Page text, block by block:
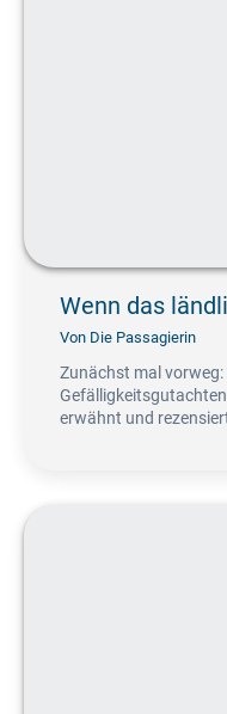
Wenn das
Von Die Passagierin
Zunächst mal vorweg:
erwähnt und